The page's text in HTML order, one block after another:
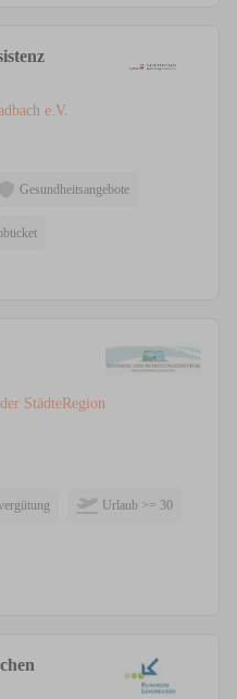
e.V.
Gesundheitsangebote
StädteRegion
Urlaub >= 30